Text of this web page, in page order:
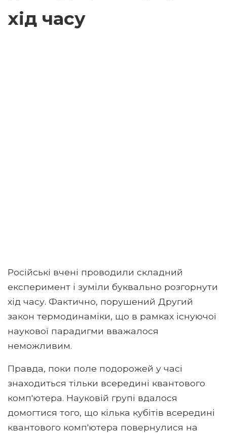
хід часу
Російські вчені проводили складний
експеримент і зуміли буквально розгорнути
хід часу. Фактично, порушений Другий
закон термодинаміки, що в рамках існуючої
наукової парадигми вважалося
неможливим.
Правда, поки поле подорожей у часі
знаходиться тільки всередині квантового
комп'ютера. Науковій групі вдалося
домогтися того, що кілька кубітів всередині
квантового комп'ютера повернулися на